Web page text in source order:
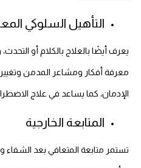
التأهيل السلوكي
يعرف أيضًا بالعلاج بالكلام أو
معرفة أفكار ومشاعر المدمن
الإدمان، كما يساعد في علاج
المتابعة الخارجية
تستمر متابعة المتعافي بعد الشفاء